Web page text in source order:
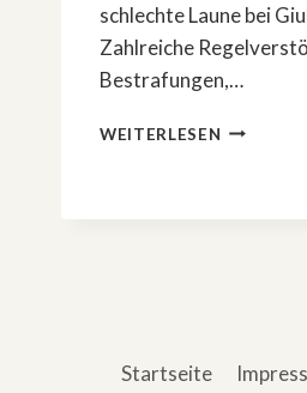
schlechte Laune bei
Zahlreiche
Bestrafungen,…
WEITERLESEN »KAMPF
Startseite